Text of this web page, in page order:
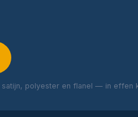
polyester en flanel — in effen